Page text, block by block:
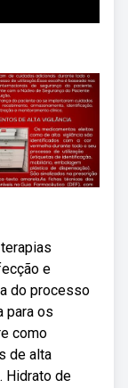
e
do processo
para os
como
de alta
Hidrato de